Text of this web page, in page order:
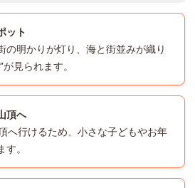
ット
の明かりが灯り、海と街並みが織り
見られます。
頂へ
へ行けるため、小さな子どもやお年
。